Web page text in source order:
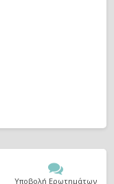
Υποβολή Ερωτημάτων